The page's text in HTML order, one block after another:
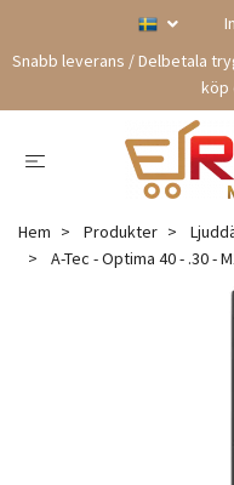
Snabb leverans / Delbetala
köp
Hem Produkter
A-Tec - Optima 40 - .30 -